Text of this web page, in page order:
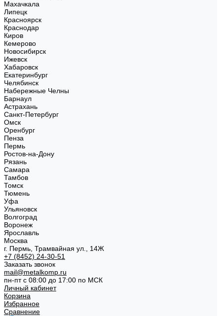
Махачкала
Липецк
Красноярск
Краснодар
Киров
Кемерово
Новосибирск
Ижевск
Хабаровск
Екатеринбург
Челябинск
Набережные Челны
Барнаул
Астрахань
Санкт-Петербург
Омск
Оренбург
Пенза
Пермь
Ростов-на-Дону
Рязань
Самара
Тамбов
Томск
Тюмень
Уфа
Ульяновск
Волгоград
Воронеж
Ярославль
Москва
г. Пермь, Трамвайная ул., 14Ж
+7 (8452) 24-30-51
Заказать звонок
mail@metalkomp.ru
пн-пт с 08:00 до 17:00 по МСК
Личный кабинет
Корзина
Избранное
Сравнение